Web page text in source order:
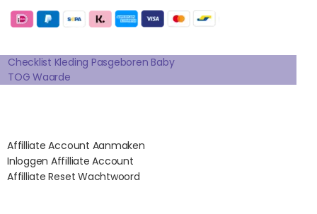
B
O
O
K
A
R
A
M
E
R
E
S
T
E
D
I
N
O
K
Checklist Kleding Pasgeboren Baby
TOG Waarde
Affilliate Account Aanmaken
Inloggen Affilliate Account
Affilliate Reset Wachtwoord